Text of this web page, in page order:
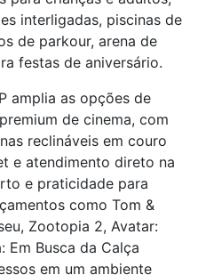
interligadas, piscinas de
de parkour, arena de
festas de aniversário.
amplia as opções de
de cinema, com
reclináveis em couro
e atendimento direto na
e praticidade para
como Tom &
Zootopia 2, Avatar:
Em Busca da Calça
em um ambiente